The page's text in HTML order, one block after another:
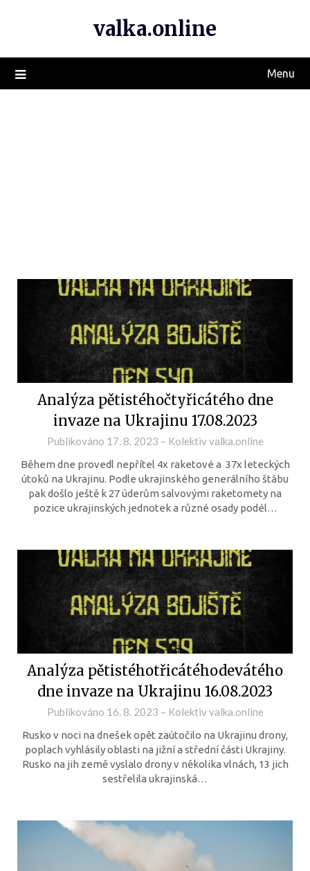
valka.online
Menu
Analýza pětistéhočtyřicátého dne
invaze na Ukrajinu 17.08.2023
Publikováno 17. 8. 2023 – Kolektiv valka.online
Během dne provedl nepřítel 4x raketové a 37x leteckých
útoků na Ukrajinu. Podle ukrajinského generálního štábu
pak došlo ještě k 27 úderům salvovými raketomety na
pozice ukrajinských jednotek a různé osady podél…
Analýza pětistéhotřicátéhodevátého
dne invaze na Ukrajinu 16.08.2023
Publikováno 16. 8. 2023 – Kolektiv valka.online
Rusko v noci na dnešek opět zaútočilo na Ukrajinu drony,
poplach vyhlásily oblasti na jižní a střední části Ukrajiny.
Rusko na jih země vyslalo drony v několika vlnách, 13 jich
sestřelila ukrajinská…